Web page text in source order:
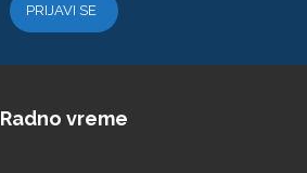
PRIJAVI SE
Radno vreme